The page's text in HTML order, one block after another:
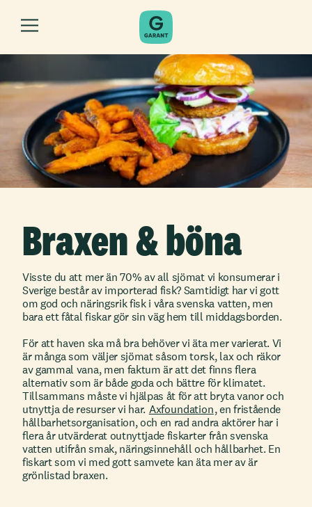
Braxen & böna
Visste du att mer än 70% av all sjömat vi konsumerar i
Sverige består av importerad fisk? Samtidigt har vi gott
om god och näringsrik fisk i våra svenska vatten, men
bara ett fåtal fiskar gör sin väg hem till middagsborden.
För att haven ska må bra behöver vi äta mer varierat. Vi
är många som väljer sjömat såsom torsk, lax och räkor
av gammal vana, men faktum är att det finns flera
alternativ som är både goda och bättre för klimatet.
Tillsammans måste vi hjälpas åt för att bryta vanor och
utnyttja de resurser vi har. Axfoundation, en fristående
hållbarhetsorganisation, och en rad andra aktörer har i
flera år utvärderat outnyttjade fiskarter från svenska
vatten utifrån smak, näringsinnehåll och hållbarhet. En
fiskart som vi med gott samvete kan äta mer av är
grönlistad braxen.